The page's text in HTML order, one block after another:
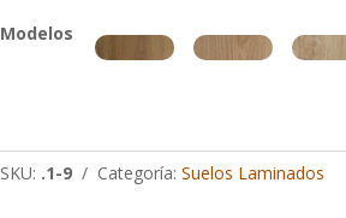
Modelos
SKU: .1-9 Categoría: Suelos Laminados